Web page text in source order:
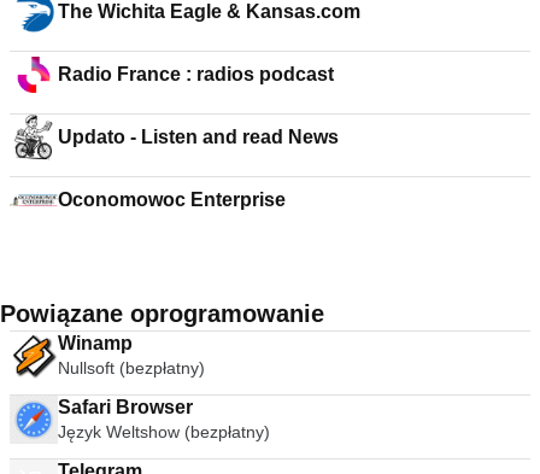
The Wichita Eagle & Kansas.com
Radio France : radios podcast
Updato - Listen and read News
Oconomowoc Enterprise
Powiązane oprogramowanie
Winamp
Nullsoft (bezpłatny)
Safari Browser
Język Weltshow (bezpłatny)